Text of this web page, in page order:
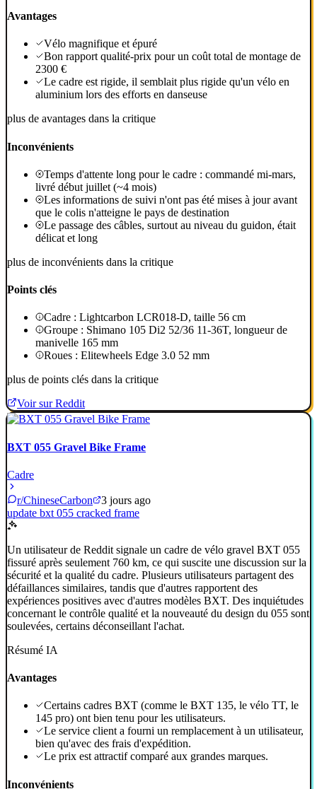
Avantages
Vélo magnifique et épuré
Bon rapport qualité-prix pour un coût total de montage de
2300 €
Le cadre est rigide, il semblait plus rigide qu'un vélo en
aluminium lors des efforts en danseuse
plus de avantages dans la critique
Inconvénients
Temps d'attente long pour le cadre : commandé mi-mars,
livré début juillet (~4 mois)
Les informations de suivi n'ont pas été mises à jour avant
que le colis n'atteigne le pays de destination
Le passage des câbles, surtout au niveau du guidon, était
délicat et long
plus de inconvénients dans la critique
Points clés
Cadre : Lightcarbon LCR018-D, taille 56 cm
Groupe : Shimano 105 Di2 52/36 11-36T, longueur de
manivelle 165 mm
Roues : Elitewheels Edge 3.0 52 mm
plus de points clés dans la critique
Voir sur Reddit
BXT 055 Gravel Bike Frame
Cadre
r/ChineseCarbon
3 jours ago
update bxt 055 cracked frame
Un utilisateur de Reddit signale un cadre de vélo gravel BXT 055
fissuré après seulement 760 km, ce qui suscite une discussion sur la
sécurité et la qualité du cadre. Plusieurs utilisateurs partagent des
défaillances similaires, tandis que d'autres rapportent des
expériences positives avec d'autres modèles BXT. Des inquiétudes
concernant le contrôle qualité et la nouveauté du design du 055 sont
soulevées, certains déconseillant l'achat.
Résumé IA
Avantages
Certains cadres BXT (comme le BXT 135, le vélo TT, le
145 pro) ont bien tenu pour les utilisateurs.
Le service client a fourni un remplacement à un utilisateur,
bien qu'avec des frais d'expédition.
Le prix est attractif comparé aux grandes marques.
Inconvénients